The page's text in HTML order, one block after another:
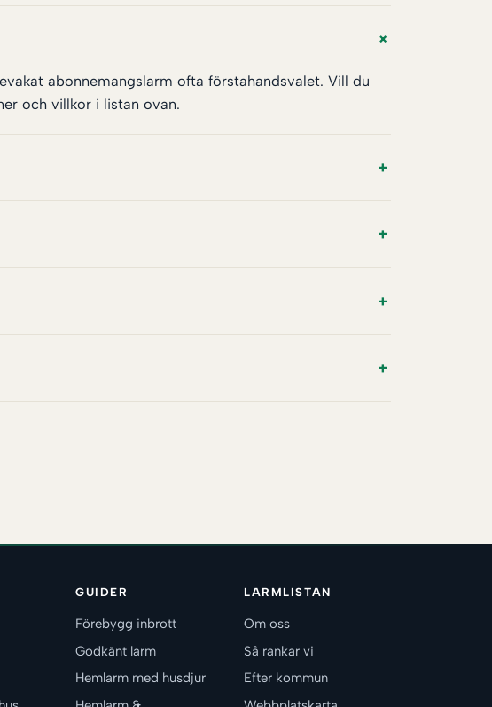
abonnemangslarm ofta förstahandsvalet. Vill du
och villkor i listan ovan.
GUIDER
Förebygg inbrott
Godkänt larm
Hemlarm med husdjur
LARMLISTAN
Om oss
Så rankar vi
Efter kommun